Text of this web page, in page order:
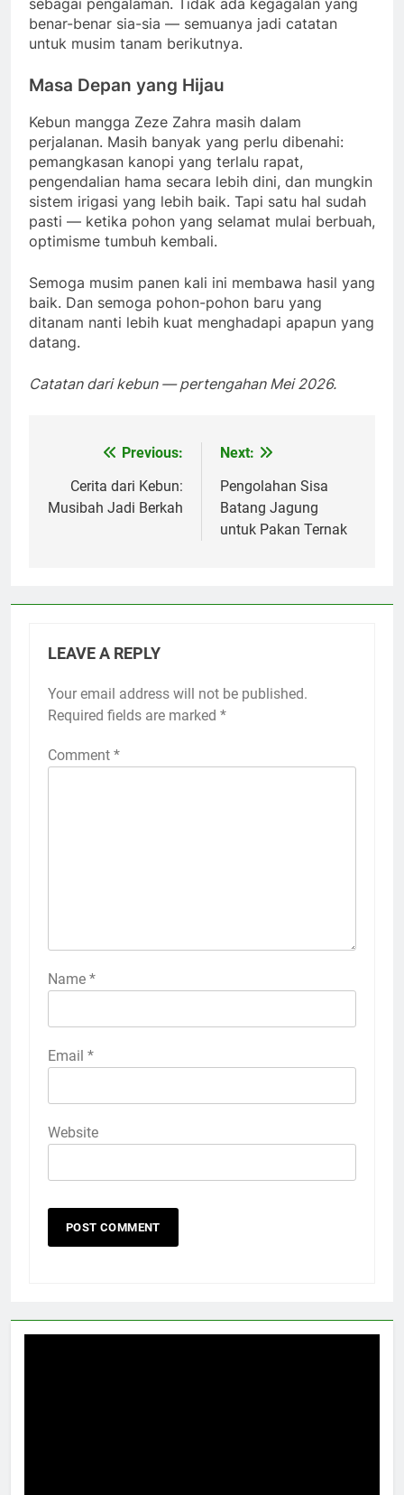
benar-benar sia-sia — semuanya jadi catatan
untuk musim tanam berikutnya.
Masa Depan yang Hijau
Kebun mangga Zeze Zahra masih dalam
perjalanan. Masih banyak yang perlu dibenahi:
pemangkasan kanopi yang terlalu rapat,
pengendalian hama secara lebih dini, dan mungkin
sistem irigasi yang lebih baik. Tapi satu hal sudah
pasti — ketika pohon yang selamat mulai berbuah,
optimisme tumbuh kembali.
Semoga musim panen kali ini membawa hasil yang
baik. Dan semoga pohon-pohon baru yang
ditanam nanti lebih kuat menghadapi apapun yang
datang.
Catatan dari kebun — pertengahan Mei 2026.
navigation
Previous:
Cerita dari Kebun:
Musibah Jadi Berkah
Next:
Pengolahan Sisa
Batang Jagung
untuk Pakan Ternak
LEAVE A REPLY
Your email address will not be published.
Required fields are marked *
Comment *
Name *
Email *
Website